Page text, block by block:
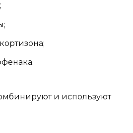
и используют